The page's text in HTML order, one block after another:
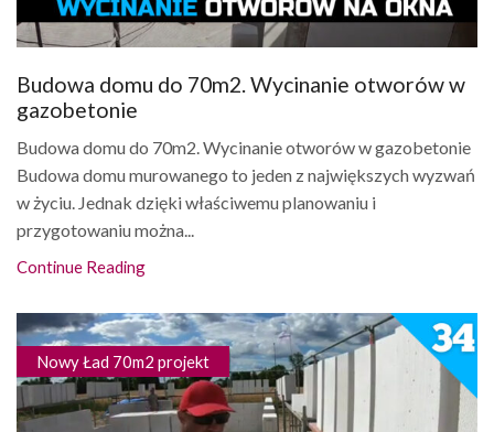
Budowa domu do 70m2. Wycinanie otworów w
gazobetonie
Budowa domu do 70m2. Wycinanie otworów w gazobetonie
Budowa domu murowanego to jeden z największych wyzwań
w życiu. Jednak dzięki właściwemu planowaniu i
przygotowaniu można...
Continue Reading
Nowy Ład 70m2 projekt